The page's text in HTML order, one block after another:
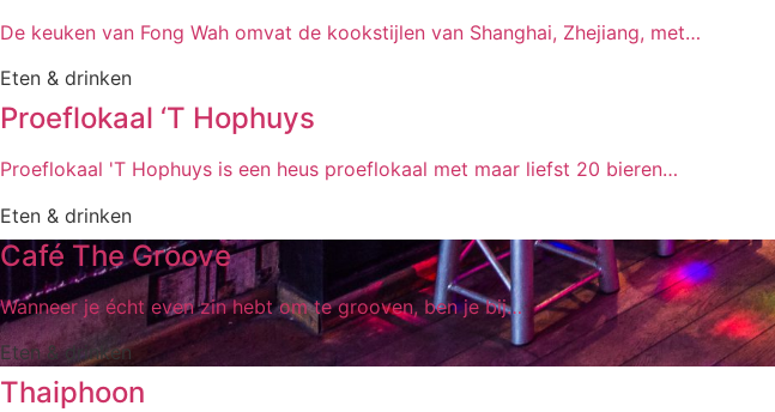
De keuken van Fong Wah omvat de kookstijlen van Shanghai, Zhejiang, met…
Eten & drinken
Proeflokaal ‘T Hophuys
Proeflokaal 'T Hophuys is een heus proeflokaal met maar liefst 20 bieren…
Eten & drinken
Café The Groove
Wanneer je écht even zin hebt om te grooven, ben je bij…
Eten & drinken
Thaiphoon